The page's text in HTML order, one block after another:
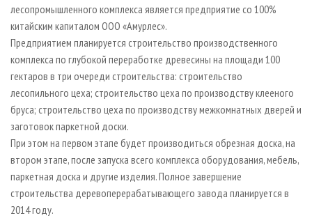
лесопромышленного комплекса является предприятие со 100%
китайским капиталом ООО «Амурлес».
Предприятием планируется строительство производственного
комплекса по глубокой переработке древесины на площади 100
гектаров в три очереди строительства: строительство
лесопильного цеха; строительство цеха по производству клееного
бруса; строительство цеха по производству межкомнатных дверей и
заготовок паркетной доски.
При этом на первом этапе будет производиться обрезная доска, на
втором этапе, после запуска всего комплекса оборудования, мебель,
паркетная доска и другие изделия. Полное завершение
строительства деревоперерабатывающего завода планируется в
2014 году.